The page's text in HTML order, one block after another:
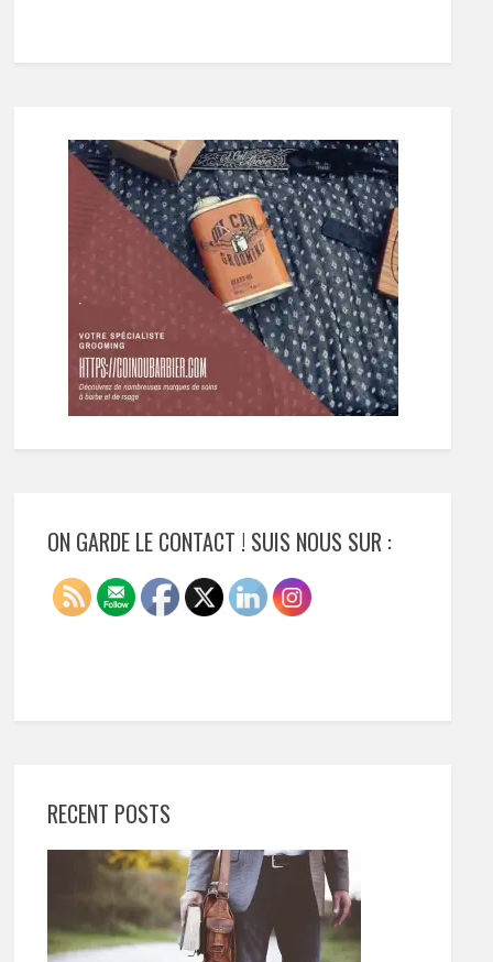
ON GARDE LE CONTACT ! SUIS NOUS SUR :
RECENT POSTS